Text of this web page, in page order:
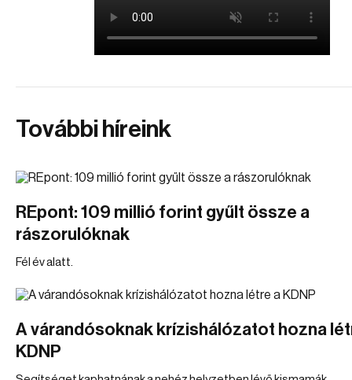
További híreink
REpont: 109 millió forint gyűlt össze a
rászorulóknak
Fél év alatt.
A várandósoknak krízishálózatot hozna
KDNP